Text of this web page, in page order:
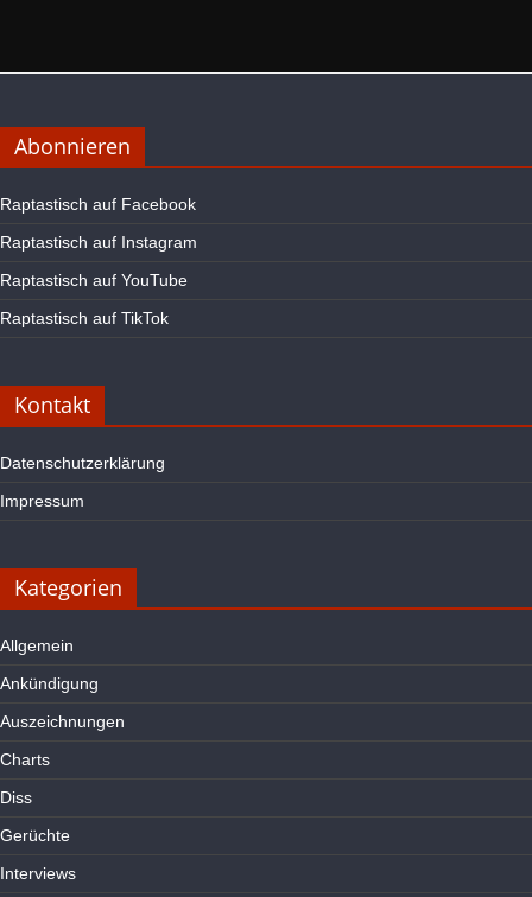
Abonnieren
Raptastisch auf Facebook
Raptastisch auf Instagram
Raptastisch auf YouTube
Raptastisch auf TikTok
Kontakt
Datenschutzerklärung
Impressum
Kategorien
Allgemein
Ankündigung
Auszeichnungen
Charts
Diss
Gerüchte
Interviews